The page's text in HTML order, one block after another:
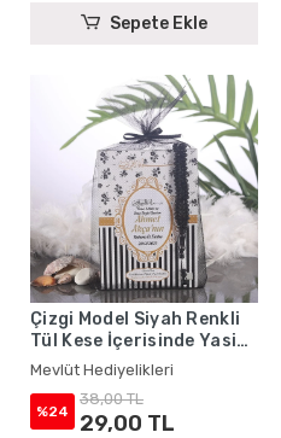
Sepete Ekle
Çizgi Model Siyah Renkli
Tül Kese İçerisinde Yasin
Kitabı ve Tesbih - Mevlüt
Hediyelikleri
Mevlüt Hediyelikleri
%24
38,00 TL
29,00 TL